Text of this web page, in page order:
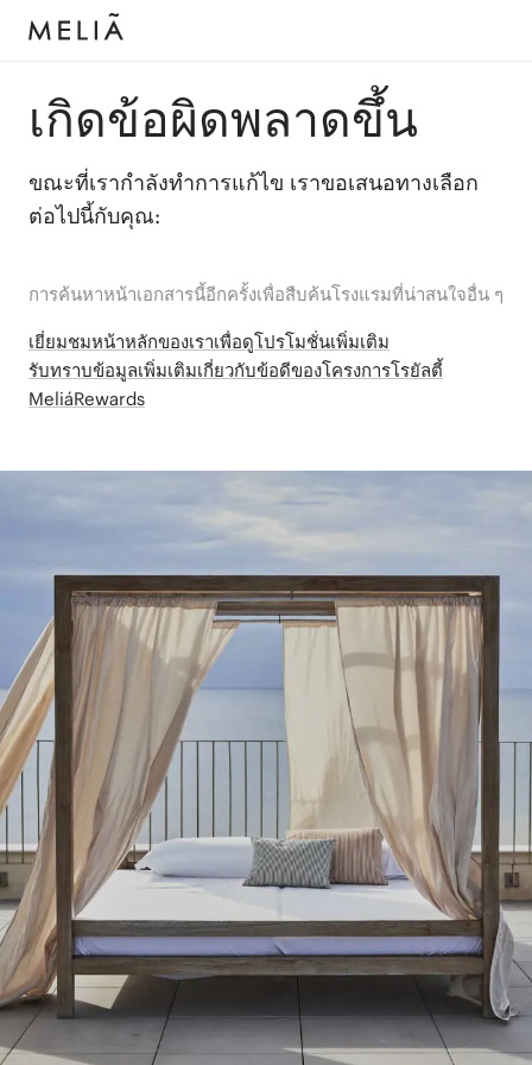
เกิดข้อผิดพลาดขึ้น
ขณะที่เรากำลังทำการแก้ไข เราขอเสนอทางเลือก
ต่อไปนี้กับคุณ:
การค้นหาหน้าเอกสารนี้อีกครั้งเพื่อสืบค้นโรงแรมที่น่าสนใจอื่น ๆ
เยี่ยมชมหน้าหลักของเราเพื่อดูโปรโมชั่นเพิ่มเติม
รับทราบข้อมูลเพิ่มเติมเกี่ยวกับข้อดีของโครงการโรยัลตี้
MeliáRewards